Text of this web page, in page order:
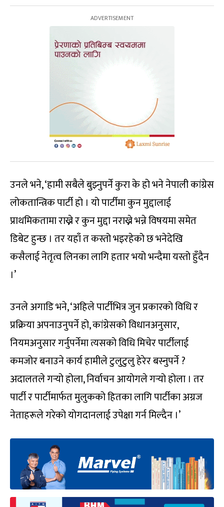
उनले भने, ‘हामी सबैले बुझ्नुपर्ने कुरा के हो भने नेपाली कांग्रेस
लोकतान्त्रिक पार्टी हो । यो पार्टीमा कुन मुद्दालाई
प्राथमिकतामा राख्ने र कुन मुद्दा नराख्ने भन्ने विषयमा समेत
डिबेट हुन्छ । तर यहाँ त कस्तो भइरहेको छ भनेदेखि
कसैलाई नेतृत्व लिनका लागि हतार भयो भन्दैमा यस्तो हुँदैन
।’
उनले अगाडि भने, ‘अहिले पार्टीभित्र जुन प्रकारको विधि र
प्रक्रिया अपनाउनुपर्ने हो, कांग्रेसको विधानअनुसार,
नियमअनुसार गर्नुपर्नेमा त्यसको विधि मिचेर पार्टीलाई
कमजोर बनाउने कार्य हामीले टुलुटुलु हेरेर बस्नुपर्ने ?
अदालतले गर्‍यो होला, निर्वाचन आयोगले गर्‍यो होला । तर
पार्टी र पार्टीमार्फत मुलुकको हितका लागि पार्टीका अग्रज
नेताहरूले गरेको योगदानलाई उपेक्षा गर्न मिल्दैन ।’